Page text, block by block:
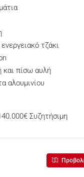
τζάκι
και πίσω αυλή
αλουμινίου
Συζητήσιμη